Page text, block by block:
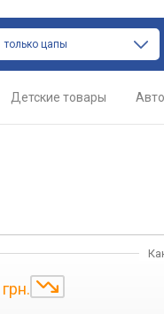
только цапы
Детские товары Авто
грн.